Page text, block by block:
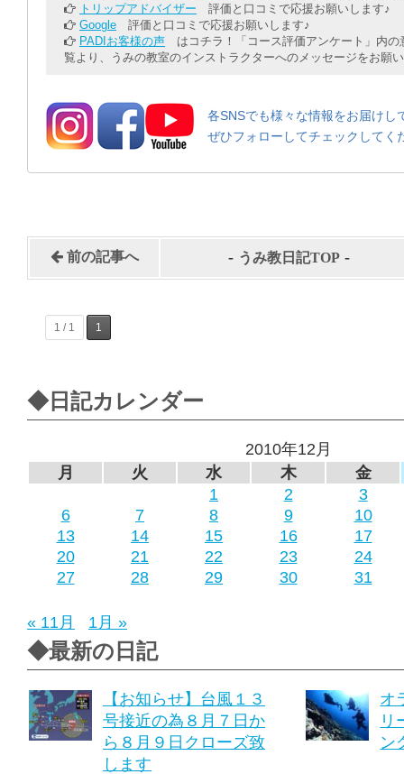
トリップアドバイザー 評価と口コミで応援お願いします♪
Google 評価と口コミで応援お願いします♪
PADIお客様の声 はコチラ！「コース評価アンケート」内の
覧より、うみの教室のインストラクターへのメッセージをお願
各SNSでも様々な情報をお届けし
ぜひフォローしてチェックしてく
前の記事へ - うみ教日記TOP -
1 / 1 1
◆日記カレンダー
2010年12月
月
火 水 木
金
1
2
3
6
7 8 9
10
13
14 15 16
17
20
21 22 23
24
27
28 29 30 31
« 11月 1月 »
◆最新の日記
【お知らせ】台風１３
号接近の為８月７日か
ら８月９日クローズ致
します
オ
リ
ン